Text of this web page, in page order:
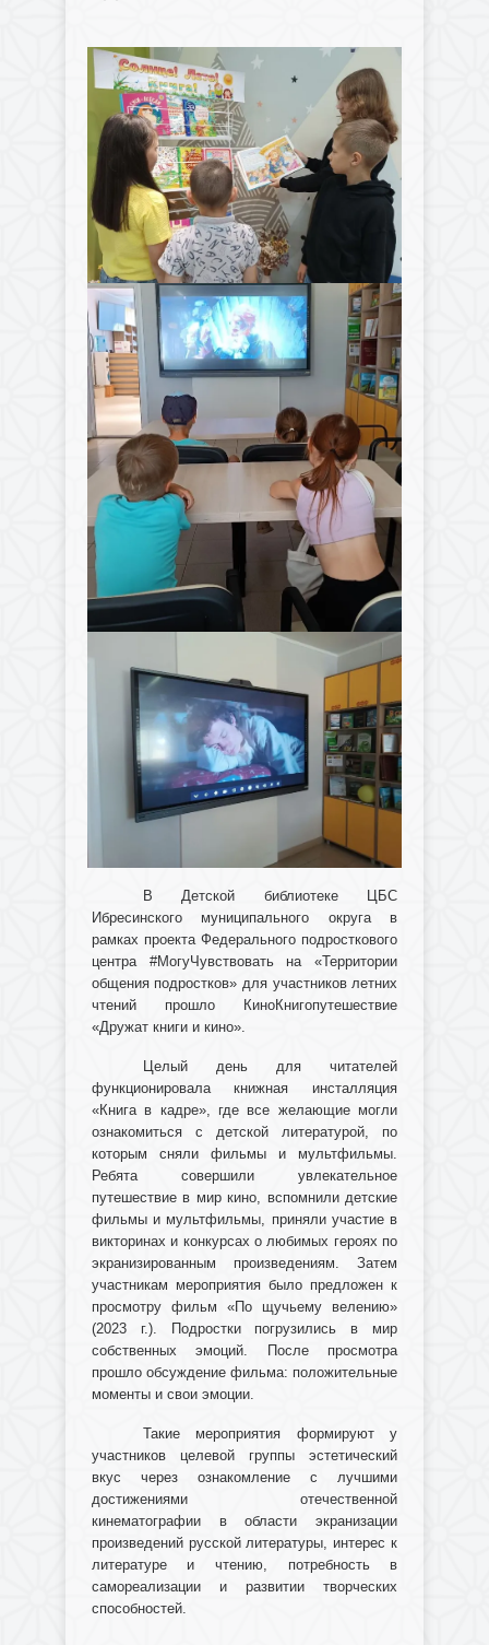
В Детской библиотеке ЦБС
Ибресинского муниципального округа в
рамках проекта Федерального подросткового
центра #МогуЧувствовать на «Территории
общения подростков» для участников летних
чтений прошло КиноКнигопутешествие
«Дружат книги и кино».
Целый день для читателей
функционировала книжная инсталляция
«Книга в кадре», где все желающие могли
ознакомиться с детской литературой, по
которым сняли фильмы и мультфильмы.
Ребята совершили увлекательное
путешествие в мир кино, вспомнили детские
фильмы и мультфильмы, приняли участие в
викторинах и конкурсах о любимых героях по
экранизированным произведениям. Затем
участникам мероприятия было предложен к
просмотру фильм «По щучьему велению»
(2023 г.). Подростки погрузились в мир
собственных эмоций. После просмотра
прошло обсуждение фильма: положительные
моменты и свои эмоции.
Такие мероприятия формируют у
участников целевой группы эстетический
вкус через ознакомление с лучшими
достижениями отечественной
кинематографии в области экранизации
произведений русской литературы, интерес к
литературе и чтению, потребность в
самореализации и развитии творческих
способностей.